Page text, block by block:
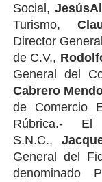
Social,Jesús
Turismo,
Director
de C.V.,
General del
Cabrero
de Comercio
Rúbrica.-
S.N.C.,
General del
denominado